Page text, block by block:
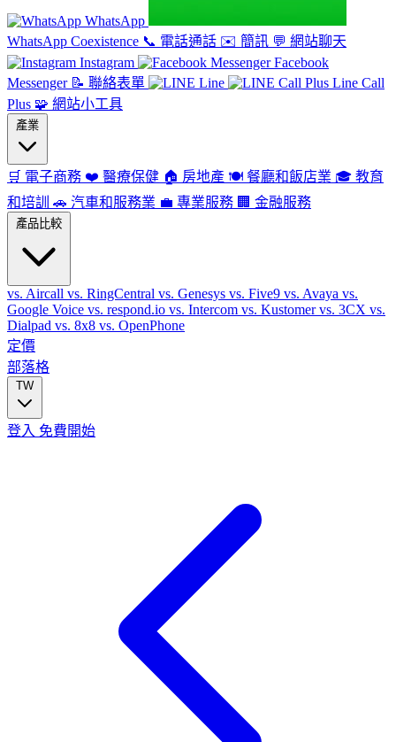
WhatsApp
WhatsApp Coexistence 📞 電話通話 ✉️ 簡訊 💬 網站聊天
Instagram
Facebook
Messenger 📝 聯絡表單 Line
Line Call
Plus 🧩 網站小工具
產業
🛒 電子商務 ❤️ 醫療保健 🏠 房地產 🍽️ 餐廳和飯店業 🎓 教育
和培訓
🚗 汽車和服務業 💼 專業服務 🏢 金融服務
產品比較
vs. Aircall vs. RingCentral vs. Genesys vs. Five9 vs. Avaya vs.
Google Voice vs. respond.io vs. Intercom vs. Kustomervs. 3CX vs.
Dialpad vs. 8x8 vs. OpenPhone
定價
部落格
TW
登入 免費開始